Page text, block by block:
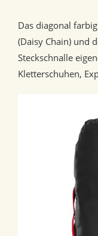
Das diagonal
(Daisy Chain) und
Steckschnalle
Kletterschuhen,